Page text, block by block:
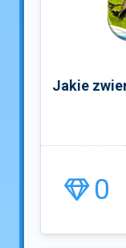
Jakie
0